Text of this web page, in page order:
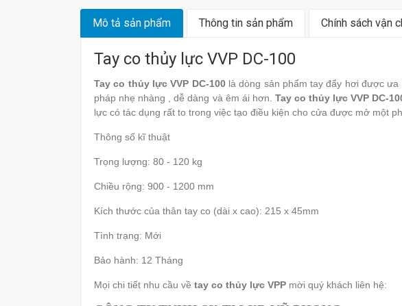
Mô tả sản phẩm Thông tin sản phẩm Chính sách vận
Tay co thủy lực VVP DC-100
Tay co thủy lực VVP DC-100 là dòng sản phẩm tay đẩy hơi được
pháp nhẹ nhàng , dễ dàng và êm ái hơn. Tay co thủy lực VVP DC-
lực có tác dụng rất to trong việc tạo điều kiện cho cửa được mở một
Thông số kĩ thuật
Trọng lượng: 80 - 120 kg
Chiều rộng: 900 - 1200 mm
Kích thước của thân tay co (dài x cao): 215 x 45mm
Tình trạng: Mới
Bảo hành: 12 Tháng
Mọi chi tiết nhu cầu về tay co thủy lực VPP mời quý khách liên hệ: